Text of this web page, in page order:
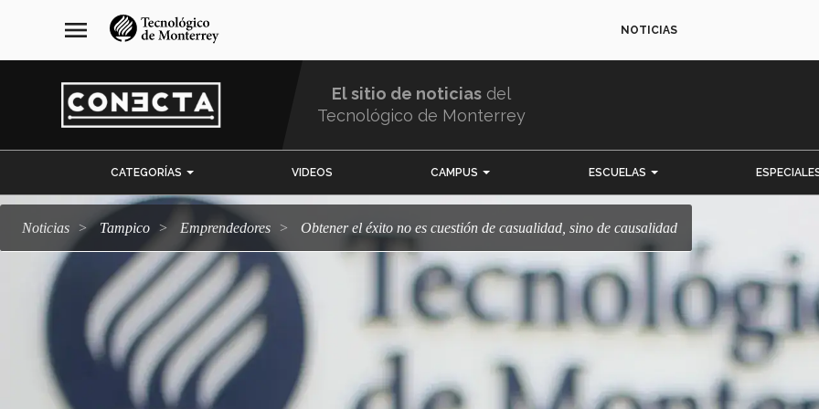
navegación
principal
menu NOTICIAS
El sitio de noticias del
Tecnológico de Monterrey
CATEGORÍAS VIDEOS CAMPUS ESCUELAS
Noticias Tampico emprendedores Obtener el éxito no es cuestión de casualidad, sino de causalidad